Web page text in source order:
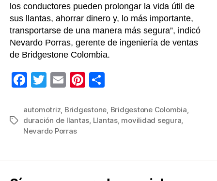
los conductores pueden prolongar la vida útil de
sus llantas, ahorrar dinero y, lo más importante,
transportarse de una manera más segura”, indicó
Nevardo Porras, gerente de ingeniería de ventas
de Bridgestone Colombia.
F
c
e
o
T
tt
er
E
ail
Pi
er
e
m
p
tir
Etiquetas
automotriz, Bridgestone, Bridgestone Colombia,
duración de llantas, Llantas, movilidad segura,
Nevardo Porras